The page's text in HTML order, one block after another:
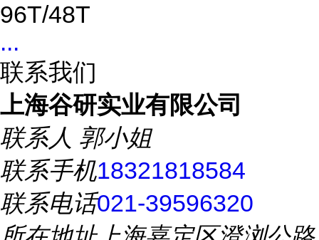
96T/48T
...
联系我们
上海谷研实业有限公司
联系人 郭小姐
联系手机18321818584
联系电话021-39596320